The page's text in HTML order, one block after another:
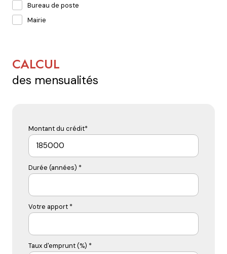
Bureau de poste
Mairie
CALCUL
des mensualités
Montant du crédit*
Durée (années) *
Votre apport *
Taux d'emprunt (%) *